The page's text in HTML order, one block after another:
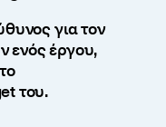
για τον
ενός έργου,
του.